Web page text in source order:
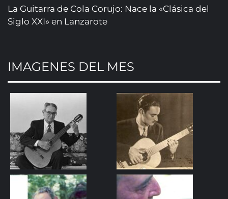
La Guitarra de Cola Corujo: Nace la «Clásica del
Siglo XXI» en Lanzarote
IMAGENES DEL MES